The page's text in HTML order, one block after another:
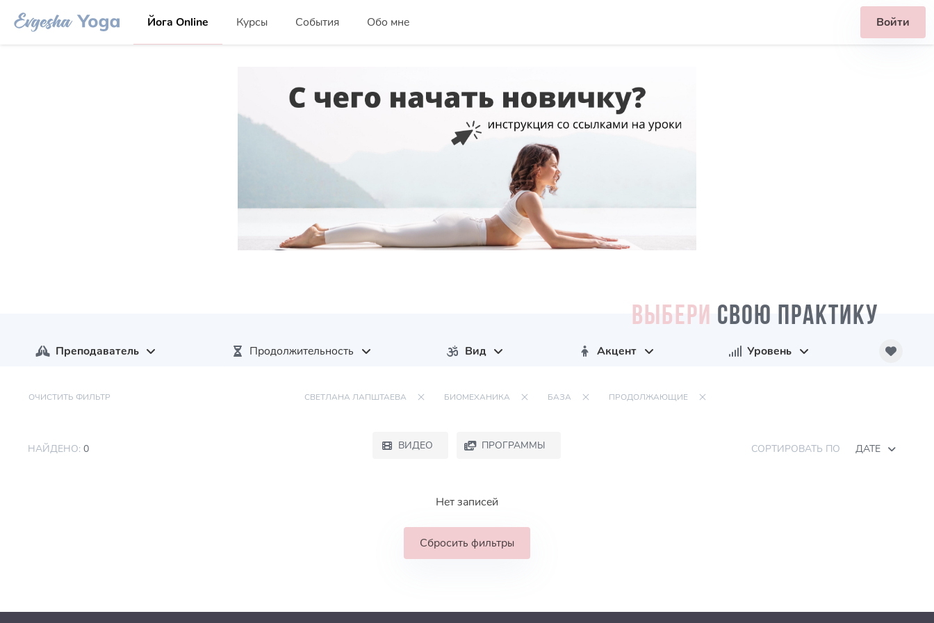
Йога Online Курсы События Обо мне Войти
ВЫБЕРИ СВОЮ ПРАКТИКУ
Преподаватель Продолжительность Вид Акцент Уровень
ОЧИСТИТЬ ФИЛЬТР СВЕТЛАНА ЛАПШТАЕВА БИОМЕХАНИКА БАЗА ПРОДОЛЖАЮЩИЕ
НАЙДЕНО: 0 ВИДЕО ПРОГРАММЫ СОРТИРОВАТЬ ПО ДАТЕ
Нет записей
Сбросить фильтры